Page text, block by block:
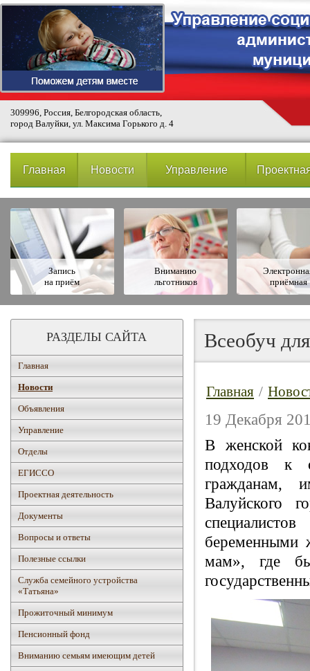
309996, Россия, Белгородская область,
город Валуйки, ул. Максима Горького д. 4
Главная Новости Управление
Запись
на приём
Вниманию
льготников
приёмная
РАЗДЕЛЫ САЙТА
Главная
Новости
Объявления
Управление
Отделы
ЕГИССО
Проектная деятельность
Документы
Вопросы и ответы
Полезные ссылки
Служба семейного устройства
«Татьяна»
Прожиточный минимум
Пенсионный фонд
Вниманию семьям имеющим детей
Всеобуч
Главная /
19 Декабря
В женской
подходов к
гражданам,
Валуйского
беременными
мам», где